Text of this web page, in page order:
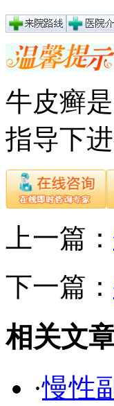
牛皮癣
指导下进
上一篇：
下一篇：
相关文
·慢性